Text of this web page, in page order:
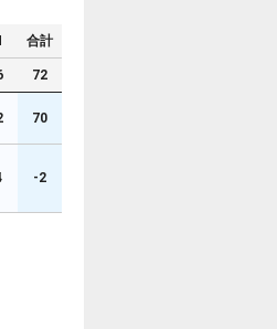
合計
72
70
-2